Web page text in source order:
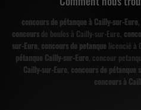
concours de pétanque à Cailly-sur-Eure,
concoursde boules à Cailly-sur-Eure,
sur-Eure, concours de petanquelicencié à
pétanque Cailly-sur-Eure, concour
Cailly-sur-Eure, concours de pétanque
concours à